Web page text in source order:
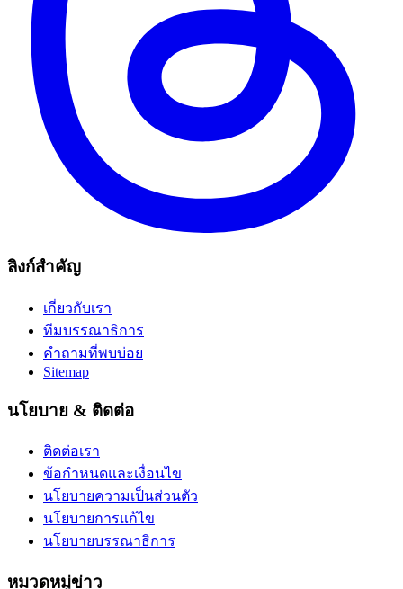
ลิงก์สำคัญ
เกี่ยวกับเรา
ทีมบรรณาธิการ
คำถามที่พบบ่อย
Sitemap
นโยบาย & ติดต่อ
ติดต่อเรา
ข้อกำหนดและเงื่อนไข
นโยบายความเป็นส่วนตัว
นโยบายการแก้ไข
นโยบายบรรณาธิการ
หมวดหมู่ข่าว